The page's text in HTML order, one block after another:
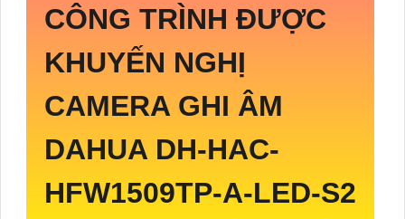
CÔNG TRÌNH ĐƯỢC
KHUYẾN NGHỊ
CAMERA GHI ÂM
DAHUA DH-HAC-
HFW1509TP-A-LED-S2